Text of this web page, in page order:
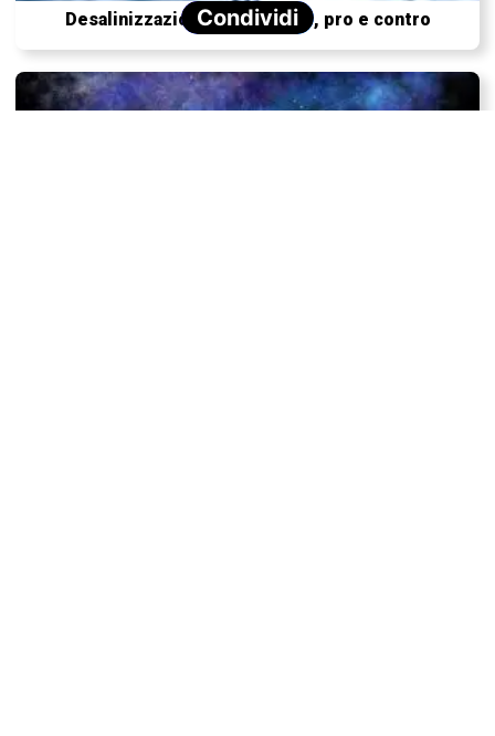
Desalinizzazione delle acque, pro e contro
Condividi